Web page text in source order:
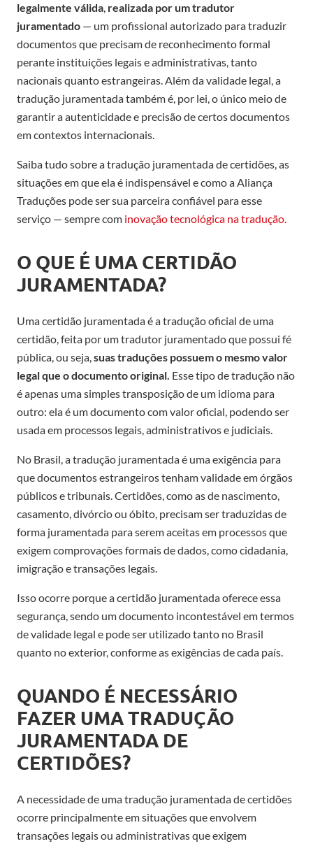
legalmente válida, realizada por um tradutor
juramentado — um profissional autorizado para traduzir
documentos que precisam de reconhecimento formal
perante instituições legais e administrativas, tanto
nacionais quanto estrangeiras. Além da validade legal, a
tradução juramentada também é, por lei, o único meio de
garantir a autenticidade e precisão de certos documentos
em contextos internacionais.
Saiba tudo sobre a tradução juramentada de certidões, as
situações em que ela é indispensável e como a Aliança
Traduções pode ser sua parceira confiável para esse
serviço — sempre com inovação tecnológica na tradução.
O QUE É UMA CERTIDÃO
JURAMENTADA?
Uma certidão juramentada é a tradução oficial de uma
certidão, feita por um tradutor juramentado que possui fé
pública, ou seja,suas traduções possuem o mesmo valor
legal que o documento original. Esse tipo de tradução não
é apenas uma simples transposição de um idioma para
outro: ela é um documento com valor oficial, podendo ser
usada em processos legais, administrativos e judiciais.
No Brasil, a tradução juramentada é uma exigência para
que documentos estrangeiros tenham validade em órgãos
públicos e tribunais. Certidões, como as de nascimento,
casamento, divórcio ou óbito, precisam ser traduzidas de
forma juramentada para serem aceitas em processos que
exigem comprovações formais de dados, como cidadania,
imigração e transações legais.
Isso ocorre porque a certidão juramentada oferece essa
segurança, sendo um documento incontestável em termos
de validade legal e pode ser utilizado tanto no Brasil
quanto no exterior, conforme as exigências de cada país.
QUANDO É NECESSÁRIO
FAZER UMA TRADUÇÃO
JURAMENTADA DE
CERTIDÕES?
A necessidade de uma tradução juramentada de certidões
ocorre principalmente em situações que envolvem
transações legais ou administrativas que exigem